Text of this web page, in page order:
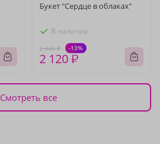
Букет "Сердце в облаках"
В наличии
2 440 ₽ -13%
2 120 ₽
Смотреть все